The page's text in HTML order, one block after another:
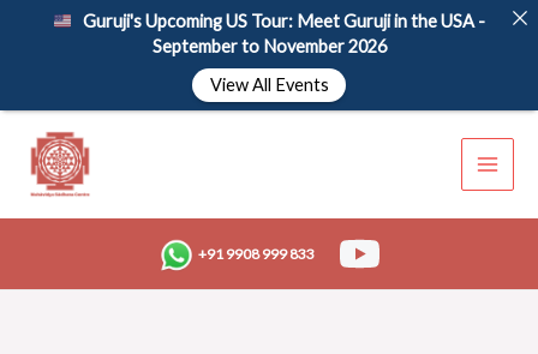
+91 9908 999 833
Guruji's Upcoming US Tour: Meet Guruji in the USA -
September to November 2026
View All Events